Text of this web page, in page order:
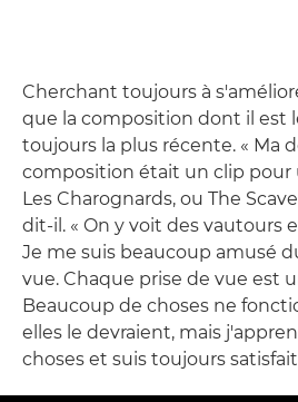
Cherchant toujours à
que la composition dont il est
toujours la plus récente. « Ma
composition était un clip
Les Charognards, ou The
dit-il. « On y voit des vautours
Je me suis beaucoup amusé
vue. Chaque prise de vue est
Beaucoup de choses ne
elles le devraient, mais
choses et suis toujours